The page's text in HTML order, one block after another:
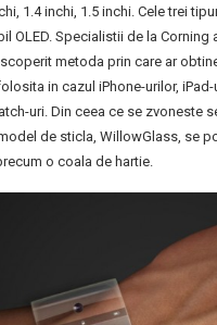
1.4 inchi, 1.5 inchi. Cele trei
OLED. Specialistii de la Corning
metoda prin care ar
in cazul iPhone-urilor, iPad-
uri. Din ceea ce se zvoneste
de sticla, WillowGlass, se
o coala de hartie.